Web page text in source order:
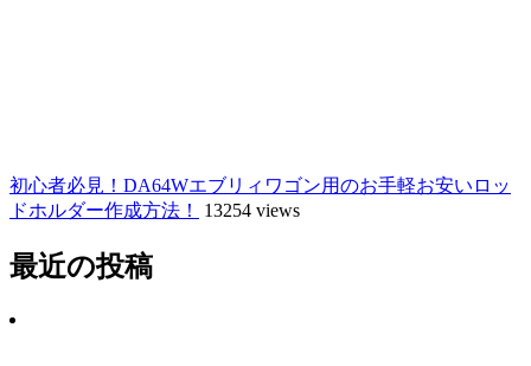
初心者必見！DA64Wエブリィワゴン用のお手軽お安いロッ
ドホルダー作成方法！
13254 views
最近の投稿